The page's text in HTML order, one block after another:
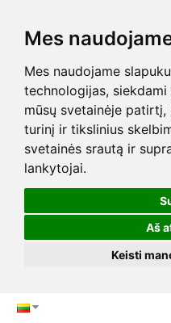
Mes
Mes naudojame
technologijas,
mūsų svetainėje
turinį ir tikslinius
svetainės srautą ir
lankytojai.
Aš
Keisti